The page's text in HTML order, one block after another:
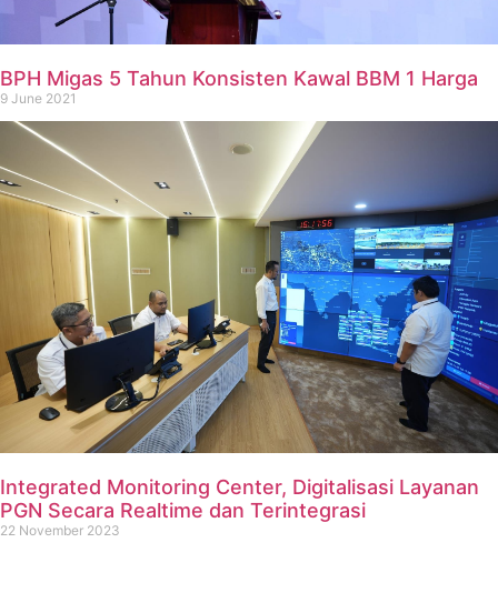
BPH Migas 5 Tahun Konsisten Kawal BBM 1 Harga
9 June 2021
Integrated Monitoring Center, Digitalisasi Layanan
PGN Secara Realtime dan Terintegrasi
22 November 2023